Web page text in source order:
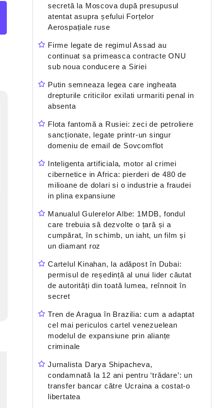
secretă la Moscova după presupusul
atentat asupra șefului Forțelor
Aerospațiale ruse
Firme legate de regimul Assad au
continuat sa primeasca contracte ONU
sub noua conducere a Siriei
Putin semneaza legea care ingheata
drepturile criticilor exilati urmariti penal in
absenta
Flota fantomă a Rusiei: zeci de petroliere
sancționate, legate printr-un singur
domeniu de email de Sovcomflot
Inteligenta artificiala, motor al crimei
cibernetice in Africa: pierderi de 480 de
milioane de dolari si o industrie a fraudei
in plina expansiune
Manualul Gulerelor Albe: 1MDB, fondul
care trebuia să dezvolte o țară și a
cumpărat, în schimb, un iaht, un film și
un diamant roz
Cartelul Kinahan, la adăpost în Dubai:
permisul de reședință al unui lider căutat
de autorități din toată lumea, reînnoit în
secret
Tren de Aragua în Brazilia: cum a adaptat
cel mai periculos cartel venezuelean
modelul de expansiune prin alianțe
criminale
Jurnalista Darya Shipacheva,
condamnată la 12 ani pentru ‘trădare’: un
transfer bancar către Ucraina a costat-o
libertatea